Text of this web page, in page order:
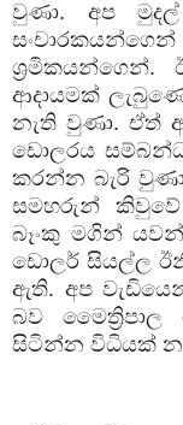
වුණා. අප
ශ්‍රමිකයන්ගෙන්.
ආදායමක්
නැති වුණා. ඒත්
ඩොලරය
කරන්න බැරි
සමහරුන් කිවුවේ
බෑංකු මගින්
ඩොලර් සියල්ල
ඇති. අප
බව
සිටින්න විධියක්